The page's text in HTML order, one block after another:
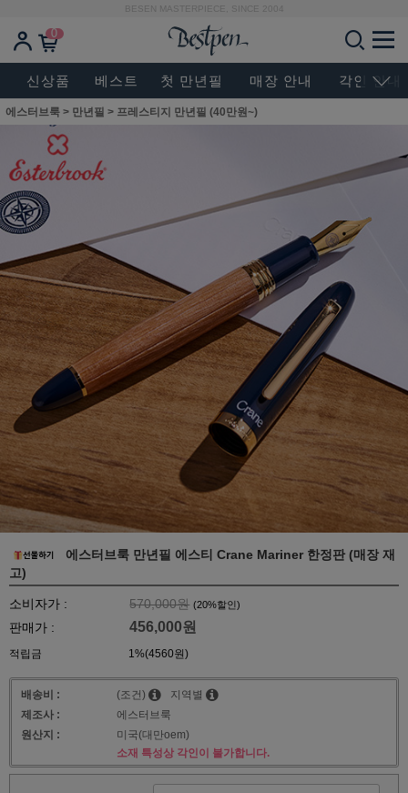
BESEN MASTERPIECE, SINCE 2004
0
신상품 베스트 첫 만년필 매장 안내 각인 안내
에스터브룩 > 만년필 > 프레스티지 만년필 (40만원~)
에스터브룩 만년필 에스티 Crane Mariner 한정판 (매장 재
고)
소비자가 : 570,000원 (20%할인)
판매가 : 456,000원
적립금 1%(4560원)
배송비 : (조건)
지역별
제조사 :
에스터브룩
원산지 :
미국(대만oem)
소재 특성상 각인이 불가합니다.